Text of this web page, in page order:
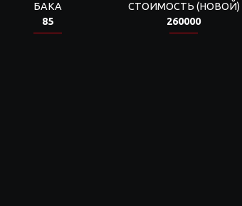
БАКА
85
СТОИМОСТЬ (НОВОЙ)
260000